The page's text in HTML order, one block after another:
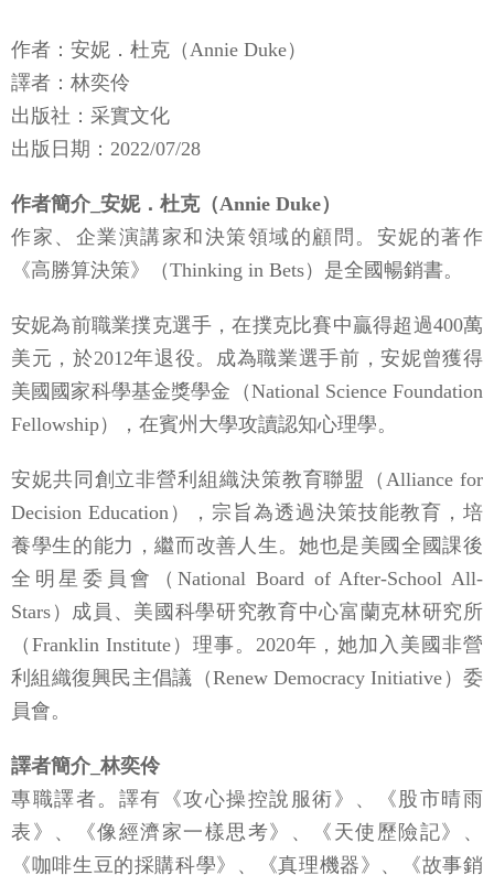
作者：安妮．杜克（Annie Duke）
譯者：林奕伶
出版社：采實文化
​​出版日期：2022/07/28
作者簡介_安妮．杜克（Annie Duke）
作家、企業演講家和決策領域的顧問。安妮的著作
《高勝算決策》（Thinking in Bets）是全國暢銷書。
安妮為前職業撲克選手，在撲克比賽中贏得超過400萬
美元，於2012年退役。成為職業選手前，安妮曾獲得
美國國家科學基金獎學金（National Science Foundation
Fellowship），在賓州大學攻讀認知心理學。
安妮共同創立非營利組織決策教育聯盟（Alliance for
Decision Education），宗旨為透過決策技能教育，培
養學生的能力，繼而改善人生。她也是美國全國課後
全明星委員會（National Board of After-School All-
Stars）成員、美國科學研究教育中心富蘭克林研究所
（Franklin Institute）理事。2020年，她加入美國非營
利組織復興民主倡議（Renew Democracy Initiative）委
員會。
譯者簡介_林奕伶
專職譯者。譯有《攻心操控說服術》、《股市晴雨
表》、《像經濟家一樣思考》、《天使歷險記》、
《咖啡生豆的採購科學》、《真理機器》、《故事銷